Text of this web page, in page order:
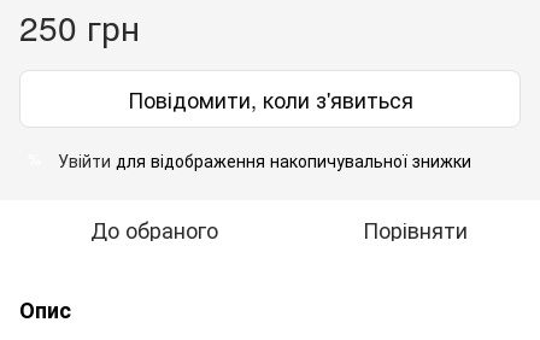
250 грн
Повідомити, коли з'явиться
Увійти для відображення накопичувальної знижки
До обраного Порівняти
Опис